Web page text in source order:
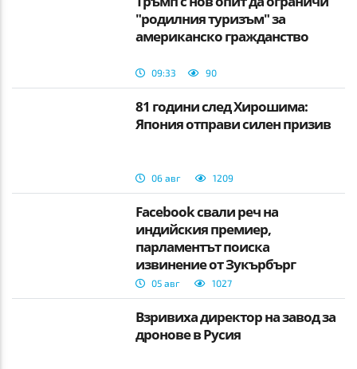
"родилния туризъм" за
американско гражданство
09:33 90
81 години след Хирошима:
Япония отправи силен призив
06 авг 1209
Facebook свали реч на
индийския премиер,
парламентът поиска
извинение от Зукърбърг
05 авг 1027
Взривиха директор на завод за
дронове в Русия